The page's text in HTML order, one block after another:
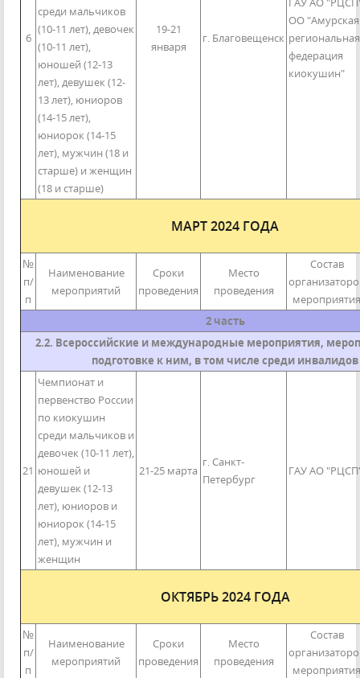
6
среди мальчиков
(10-11 лет), девочек
(10-11 лет),
юношей (12-13
лет), девушек (12-
13 лет), юниоров
(14-15 лет),
юниорок (14-15
лет), мужчин (18 и
старше) и женщин
(18 и старше)
19-21
января
г. Благовещенск
ОО "Амурская
региональная
федерация
киокушин"
МАРТ 2024 ГОДА
№
п/
п
Наименование
мероприятий
Сроки
проведения
Место
проведения
Состав
мероприятия
2 часть
2.2. Всероссийские и международные мероприятия,
подготовке к ним, в том числе среди инвалидов
21
Чемпионат и
первенство России
по киокушин
среди мальчиков и
девочек (10-11 лет),
юношей и
девушек (12-13
лет), юниоров и
юниорок (14-15
лет), мужчин и
женщин
21-25 марта
г. Санкт-
Петербург
ГАУ АО
ОКТЯБРЬ 2024 ГОДА
№
п/
п
Наименование
мероприятий
Сроки
проведения
Место
проведения
Состав
мероприятия